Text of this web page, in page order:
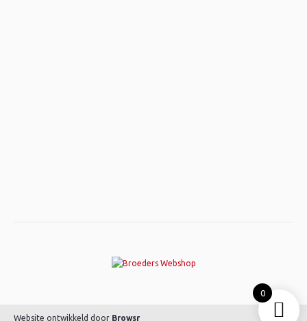
Website ontwikkeld door Browsr
0